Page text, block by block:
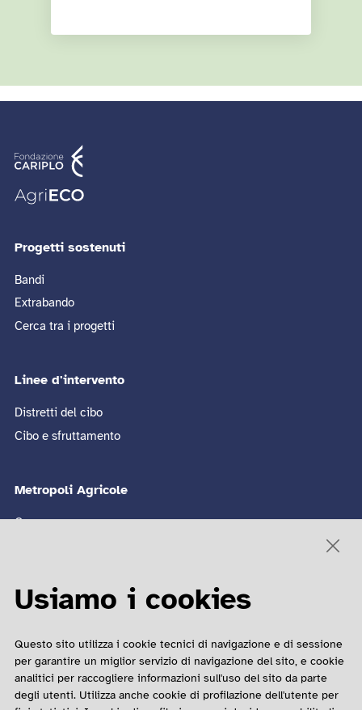
Progetti sostenuti
Bandi
Extrabando
Cerca tra i progetti
Linee d'intervento
Distretti del cibo
Cibo e sfruttamento
Metropoli Agricole
Convegno
Matteo Barbato
Contatto Email
Usiamo i cookies
Questo sito utilizza i cookie tecnici di navigazione e di sessione
per garantire un miglior servizio di navigazione del sito, e cookie
analitici per raccogliere informazioni sull'uso del sito da parte
degli utenti. Utilizza anche cookie di profilazione dell'utente per